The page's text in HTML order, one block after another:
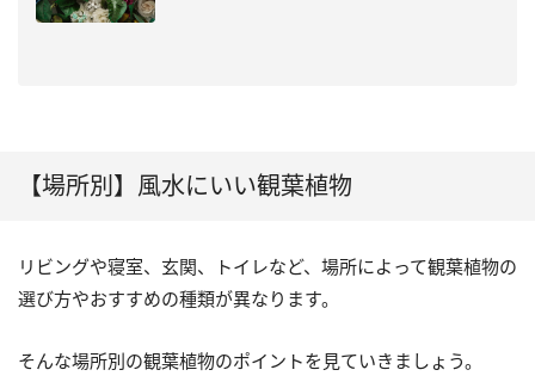
【場所別】風水にいい観葉植物
リビングや寝室、玄関、トイレなど、場所によって観葉植物の
選び方やおすすめの種類が異なります。
そんな場所別の観葉植物のポイントを見ていきましょう。